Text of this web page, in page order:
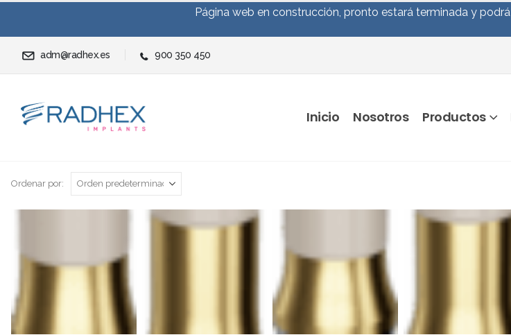
Página web en construcción, pronto estará terminada y
adm@radhex.es 900 350 450
Inicio Nosotros Productos
Ordenar por: